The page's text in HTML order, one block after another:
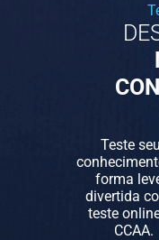
Teste
forma
divertida
teste
CCAA.